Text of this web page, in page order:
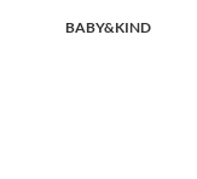
BABY&KIND